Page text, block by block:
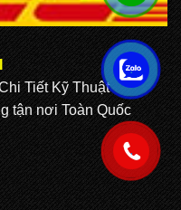
Tiết Kỹ Thuật
tận nơi Toàn Quốc
.
.